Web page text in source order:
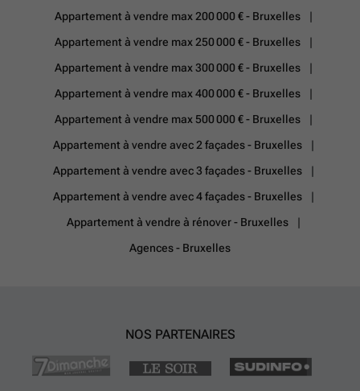
Appartement à vendre max 200 000 € - Bruxelles
Appartement à vendre max 250 000 € - Bruxelles
Appartement à vendre max 300 000 € - Bruxelles
Appartement à vendre max 400 000 € - Bruxelles
Appartement à vendre max 500 000 € - Bruxelles
Appartement à vendre avec 2 façades - Bruxelles
Appartement à vendre avec 3 façades - Bruxelles
Appartement à vendre avec 4 façades - Bruxelles
Appartement à vendre à rénover - Bruxelles
Agences - Bruxelles
NOS PARTENAIRES